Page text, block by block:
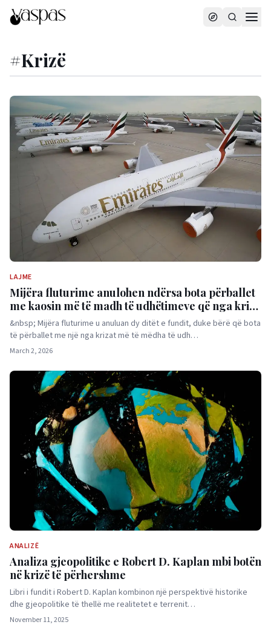
#Krizë
LAJME
Mijëra fluturime anulohen ndërsa bota përballet
me kaosin më të madh të udhëtimeve që nga kriza
e COVID-19
&nbsp; Mijëra fluturime u anuluan dy ditët e fundit, duke bërë që bota
të përballet me një nga krizat më të mëdha të udh…
March 2, 2026
ANALIZË
Analiza gjeopolitike e Robert D. Kaplan mbi botën
në krizë të përhershme
Libri i fundit i Robert D. Kaplan kombinon një perspektivë historike
dhe gjeopolitike të thellë me realitetet e terrenit…
November 11, 2025